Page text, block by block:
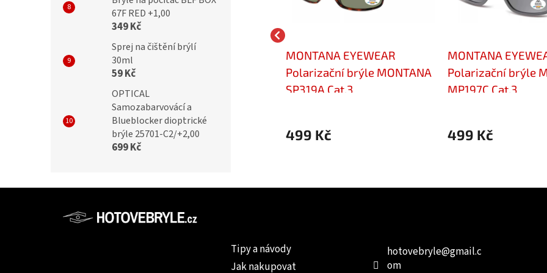
67F RED +1,00
349 Kč
Sprej na čištění brýlí
30ml
59 Kč
OPTICAL
Samozabarvovácí a
Blueblocker dioptrické
brýle 25701-C2/+2,00
699 Kč
EYEWEAR
MONTANA EYEWEAR
Polarizační brýle MONTANA
MP41E Cat.3
299 Kč
MONTANA EYEWEAR
Polarizační brýle MONTANA
SP319A Cat.3
499 Kč
MONTANA
Polarizační brýle
MP197C Cat.3
499 Kč
Tipy a návody
Jak nakupovat
hotovebryle@gmail.c
om